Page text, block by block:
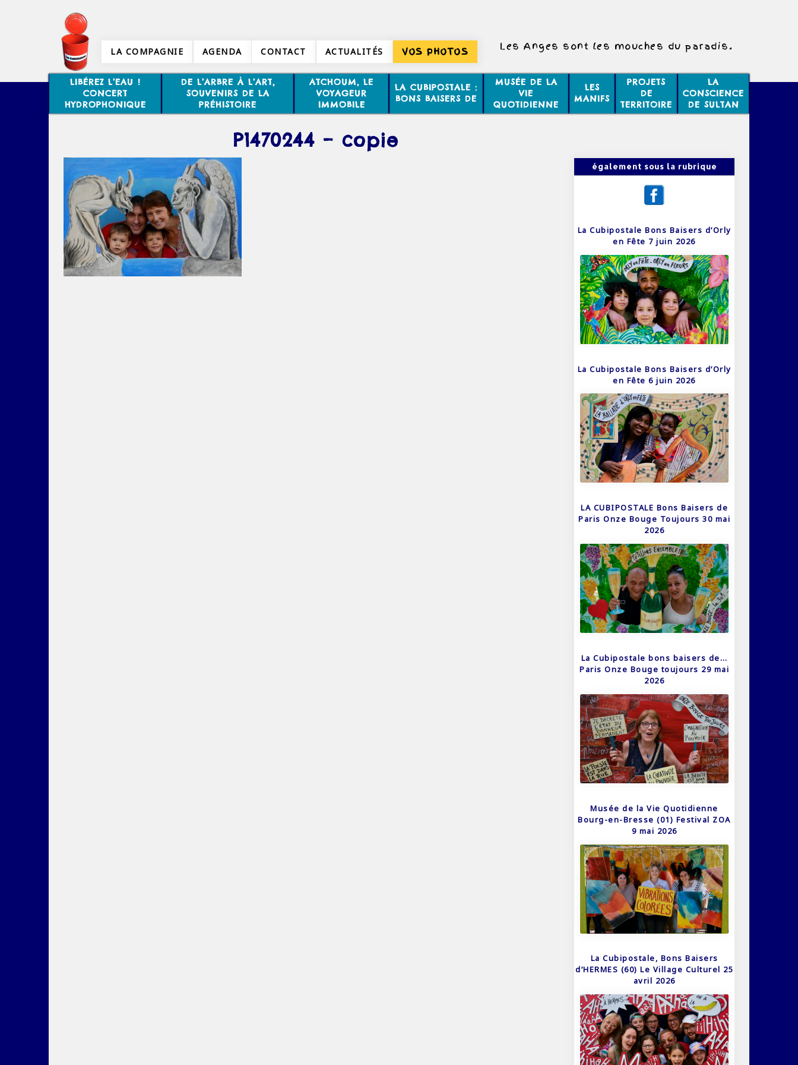
LA COMPAGNIE AGENDA CONTACT ACTUALITÉS VOS PHOTOS Les Anges sont les mouches du paradis.
LIBÉREZ L’EAU !
CONCERT
HYDROPHONIQUE
DE L’ARBRE À L’ART,
SOUVENIRS DE LA
PRÉHISTOIRE
ATCHOUM, LE
VOYAGEUR
IMMOBILE
LA CUBIPOSTALE :
BONS BAISERS DE
MUSÉE DE LA
VIE
QUOTIDIENNE
LES
MANIFS
PROJETS
DE
TERRITOIRE
LA
CONSCIENCE
DE SULTAN
P1470244 – copie
également sous la rubrique
La Cubipostale Bons Baisers d’Orly
en Fête 7 juin 2026
La Cubipostale Bons Baisers d’Orly
en Fête 6 juin 2026
LA CUBIPOSTALE Bons Baisers de
Paris Onze Bouge Toujours 30 mai
2026
La Cubipostale bons baisers de…
Paris Onze Bouge toujours 29 mai
2026
Musée de la Vie Quotidienne
Bourg-en-Bresse (01) Festival ZOA
9 mai 2026
La Cubipostale, Bons Baisers
d’HERMES (60) Le Village Culturel 25
avril 2026